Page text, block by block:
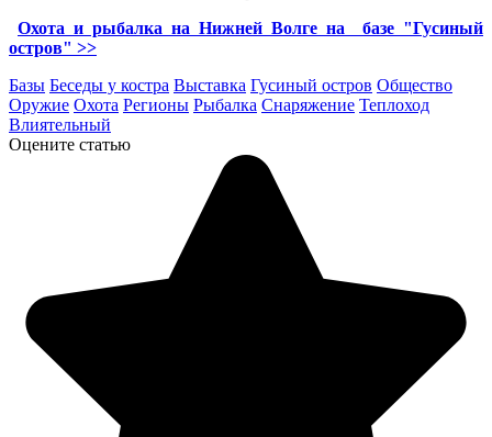
Охота и рыбалка на Нижней Волге на базе "Гусиный
остров" >>
Базы Беседы у костра Выставка Гусиный остров Общество
Оружие Охота Регионы Рыбалка Снаряжение Теплоход
Влиятельный
Оцените статью